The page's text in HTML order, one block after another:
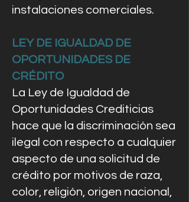
instalaciones comerciales.
LEY DE IGUALDAD DE
OPORTUNIDADES DE
CRÉDITO
La Ley de Igualdad de
Oportunidades Crediticias
hace que la discriminación sea
ilegal con respecto a cualquier
aspecto de una solicitud de
crédito por motivos de raza,
color, religión, origen nacional,